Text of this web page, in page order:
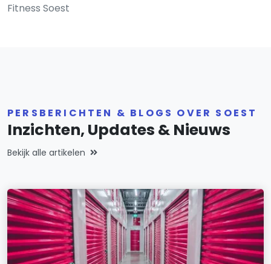
Fitness Soest
PERSBERICHTEN & BLOGS OVER SOEST
Inzichten, Updates & Nieuws
Bekijk alle artikelen